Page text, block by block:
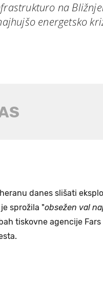
na
energetsko
danes slišati
sprožila "obsežen val
tiskovne agencije Fars